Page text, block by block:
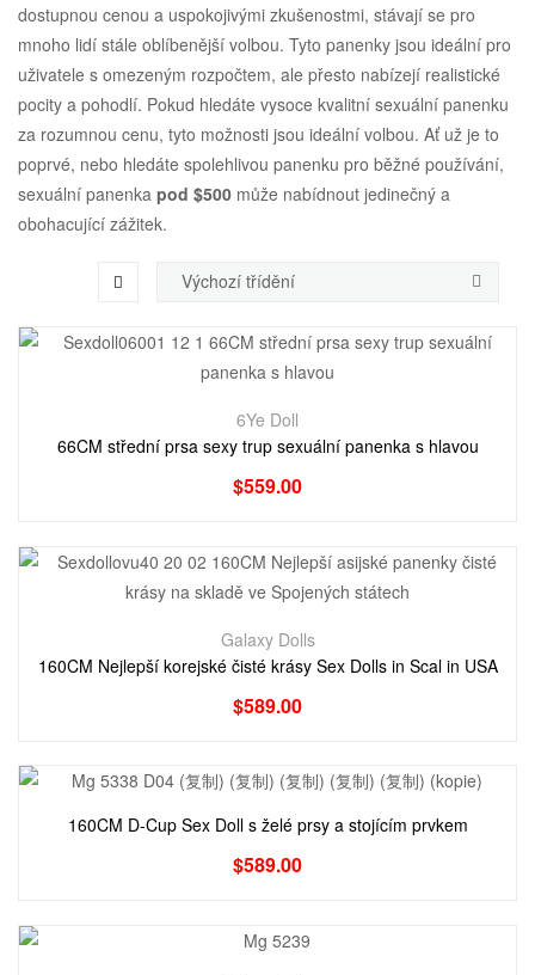
dostupnou cenou a uspokojivými zkušenostmi, stávají se pro
mnoho lidí stále oblíbenější volbou. Tyto panenky jsou ideální pro
uživatele s omezeným rozpočtem, ale přesto nabízejí realistické
pocity a pohodlí. Pokud hledáte vysoce kvalitní sexuální panenku
za rozumnou cenu, tyto možnosti jsou ideální volbou. Ať už je to
poprvé, nebo hledáte spolehlivou panenku pro běžné používání,
sexuální panenka pod $500 může nabídnout jedinečný a
obohacující zážitek.
6Ye Doll
66CM střední prsa sexy trup sexuální panenka s hlavou
$559.00
Galaxy Dolls
160CM Nejlepší korejské čisté krásy Sex Dolls in Scal in USA
$589.00
160CM D-Cup Sex Doll s želé prsy a stojícím prvkem
$589.00